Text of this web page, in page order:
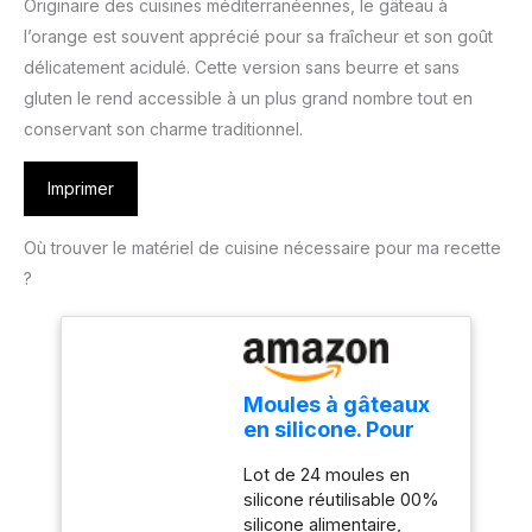
Originaire des cuisines méditerranéennes, le gâteau à
l’orange est souvent apprécié pour sa fraîcheur et son goût
délicatement acidulé. Cette version sans beurre et sans
gluten le rend accessible à un plus grand nombre tout en
conservant son charme traditionnel.
Imprimer
Où trouver le matériel de cuisine nécessaire pour ma recette
?
Moules à gâteaux
en silicone. Pour
et petits gâteaux.
Lot de 24 moules
Lot de 24 moules en
silicone réutilisable 00%
silicone alimentaire,